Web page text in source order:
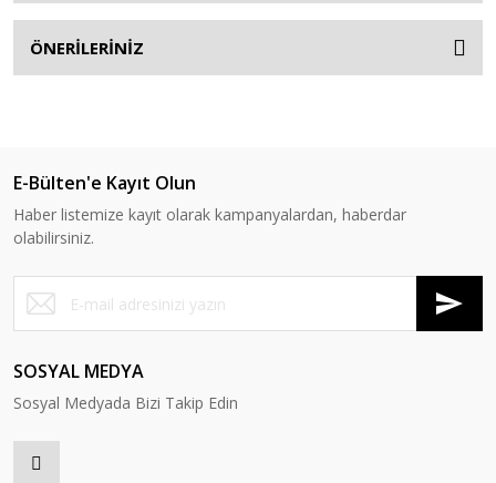
ÖNERİLERİNİZ
E-Bülten'e Kayıt Olun
Haber listemize kayıt olarak kampanyalardan, haberdar
olabilirsiniz.
SOSYAL MEDYA
Sosyal Medyada Bizi Takip Edin